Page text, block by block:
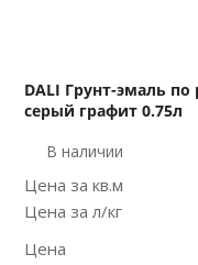
DALI Грунт-эмаль по
серый графит 0.75л
В наличии
Цена за кв.м
Цена за л/кг
Цена